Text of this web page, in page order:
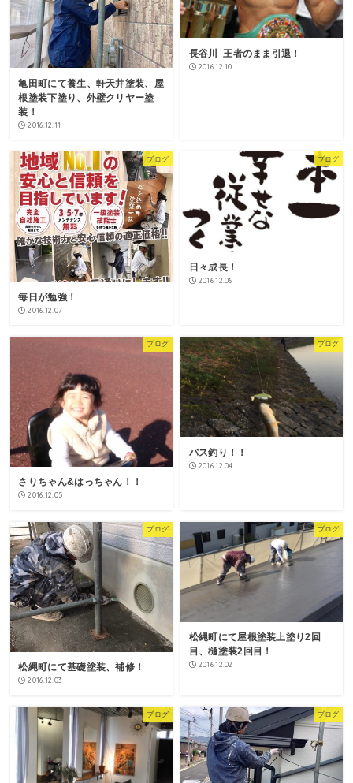
亀田町にて養生、軒天井塗装、屋
根塗装下塗り、外壁クリヤー塗
装！
2016.12.11
長谷川 王者のまま引退！
2016.12.10
ブログ
毎日が勉強！
2016.12.07
ブログ
日々成長！
2016.12.06
ブログ
さりちゃん&はっちゃん！！
2016.12.05
ブログ
バス釣り！！
2016.12.04
ブログ
松縄町にて基礎塗装、補修！
2016.12.03
ブログ
松縄町にて屋根塗装上塗り2回
目、樋塗装2回目！
2016.12.02
ブログ ブログ